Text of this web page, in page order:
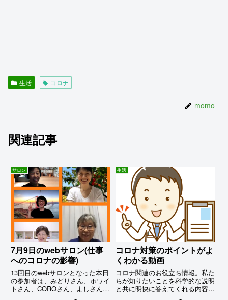
生活 コロナ
momo
関連記事
サロン
7月9日のwebサロン(仕事
へのコロナの影響)
13回目のwebサロンとなった本日
の参加者は、みどりさん、ホワイ
トさん、COROさん、よしさん、
生活
コロナ対策のポイントがよ
くわかる動画
コロナ関連のお役立ち情報。私た
ちが知りたいことを科学的な説明
と共に明快に答えてくれる内容に